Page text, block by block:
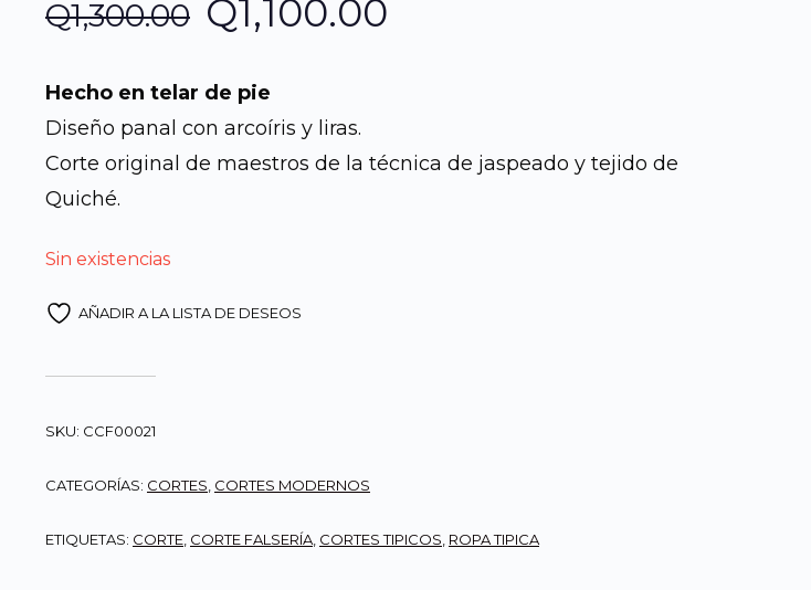
Q1,300.00 El
original
era:
Q1,100.00
es:
Hecho en telar de pie
Diseño panal con arcoíris y liras.
Corte original de maestros de la técnica de jaspeado y tejido de
Quiché.
Sin existencias
AÑADIR A LA LISTA DE DESEOS
SKU: CCF00021
CATEGORÍAS: CORTES CORTES MODERNOS
ETIQUETAS: CORTE CORTE FALSERÍA CORTES TIPICOS ROPA TIPICA